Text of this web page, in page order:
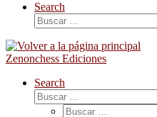
Search
Buscar
Zenonchess Ediciones
Search
Buscar
Buscar